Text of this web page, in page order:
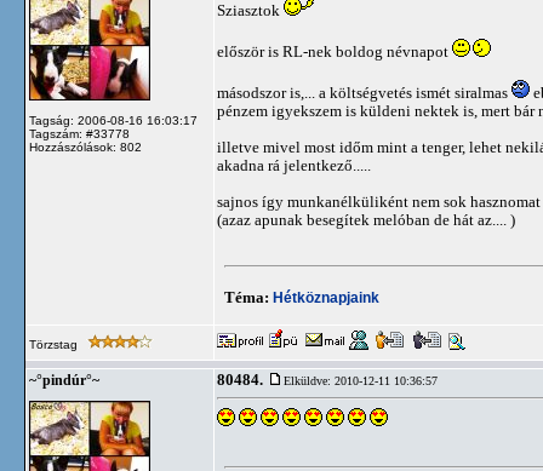
Tagság: 2006-08-16 16:03:17
Tagszám: #33778
Hozzászólások: 802
Sziasztok
először is RL-nek boldog névnapot
másodszor is,... a költségvetés ismét siralmas
pénzem igyekszem is küldeni nektek is, mert
illetve mivel most időm mint a tenger, lehet
akadna rá jelentkező.....
sajnos így munkanélküliként nem sok
(azaz apunak besegítek melóban de hát az.... )
Téma: Hétköznapjaink
Törzstag
~°pindúr°~ 80484. Elküldve: 2010-12-11 10:36:57